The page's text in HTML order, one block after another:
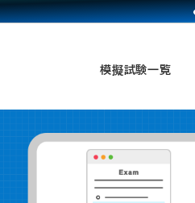
模擬試験一覧